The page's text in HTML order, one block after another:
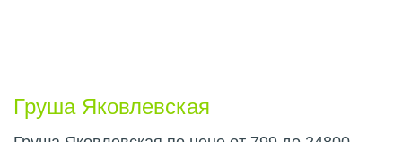
Груша Яковлевская